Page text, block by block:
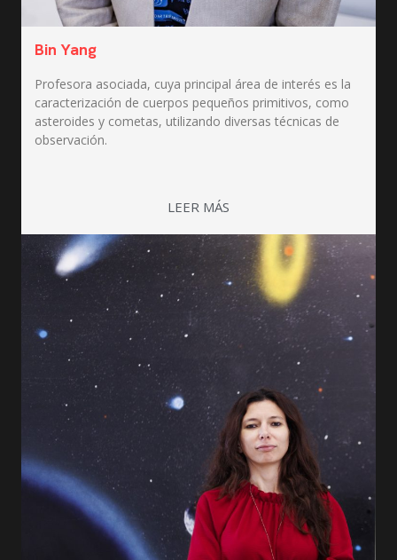
Bin Yang
Profesora asociada, cuya principal área de interés es la
caracterización de cuerpos pequeños primitivos, como
asteroides y cometas, utilizando diversas técnicas de
observación.
LEER MÁS